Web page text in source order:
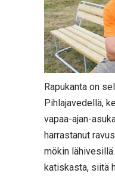
Rapukanta on
Pihlajavedellä,
vapaa-ajan-
harrastanut
mökin
katiskasta, siitä